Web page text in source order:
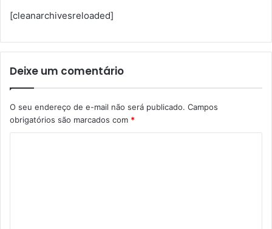
[cleanarchivesreloaded]
Deixe um comentário
O seu endereço de e-mail não será publicado. Campos
obrigatórios são marcados com *